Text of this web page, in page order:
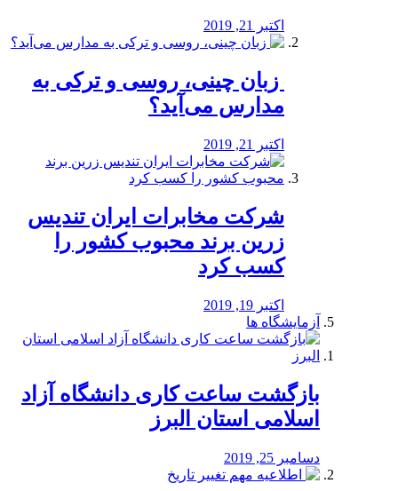
اکتبر 21, 2019
️ زبان چینی، روسی و ترکی به
مدارس می‌آید؟
اکتبر 21, 2019
شرکت مخابرات ایران تندیس
زرین برند محبوب کشور را
کسب کرد
اکتبر 19, 2019
آزمایشگاه ها
بازگشت ساعت کاری دانشگاه آزاد
اسلامی استان البرز
دسامبر 25, 2019